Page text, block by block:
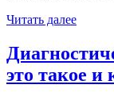
Читать далее
это такое и